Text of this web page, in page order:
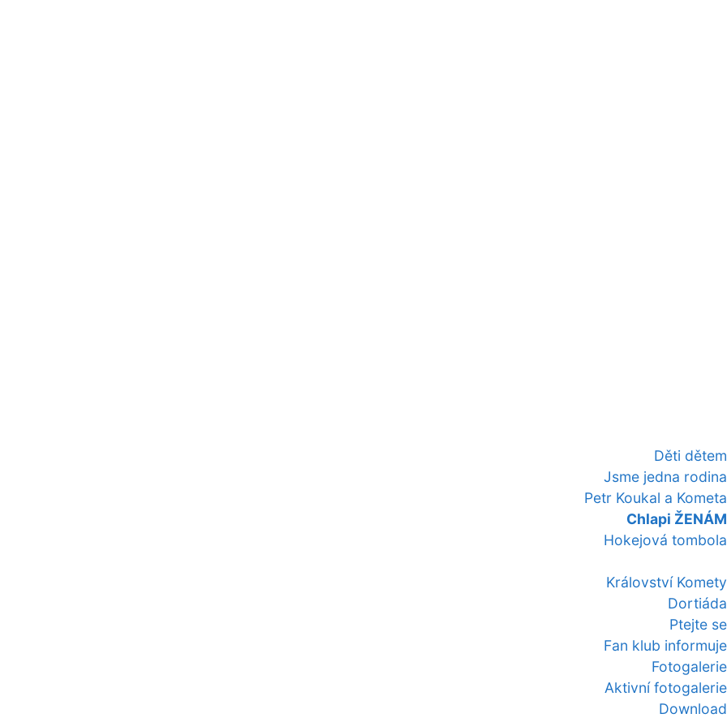
Děti dětem
Jsme jedna rodina
Petr Koukal a Kometa
Chlapi ŽENÁM
Hokejová tombola
Království Komety
Dortiáda
Ptejte se
Fan klub informuje
Fotogalerie
Aktivní fotogalerie
Download